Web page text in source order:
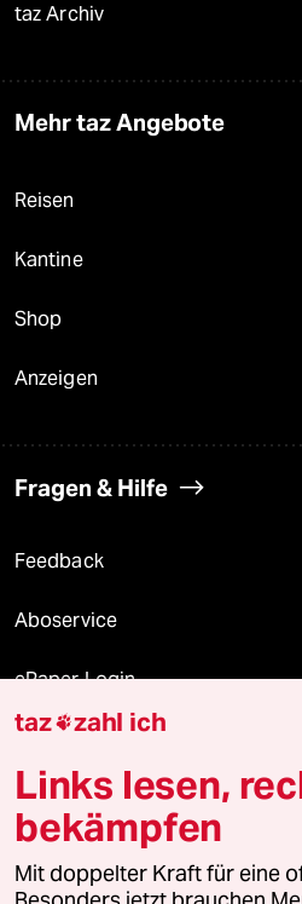
taz Archiv
Mehr taz Angebote
Reisen
Kantine
Shop
Anzeigen
Fragen & Hilfe
Feedback
Aboservice
ePaper Login
Downloads für Abonnierende
© 2026 taz Verlags und Vertriebs
Alle Rechte vorbehalten. Bei rechtlichen
wenden Sie sich bitte an
lizenzen@taz.de
taz zahl ich
Links lesen,
bekämpfen
Mit doppelter Kraft für eine